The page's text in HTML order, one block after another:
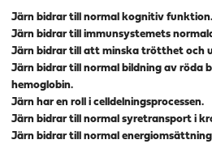
Järn bidrar till normal kognitiv funktion.
Järn bidrar till immunsystemets
Järn bidrar till att minska trötthet och
Järn bidrar till normal bildning av röda
hemoglobin.
Järn har en roll i celldelningsprocessen.
Järn bidrar till normal syretransport i
Järn bidrar till normal